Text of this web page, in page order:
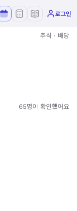
로그인
주식 · 배당
65명이 확인했어요